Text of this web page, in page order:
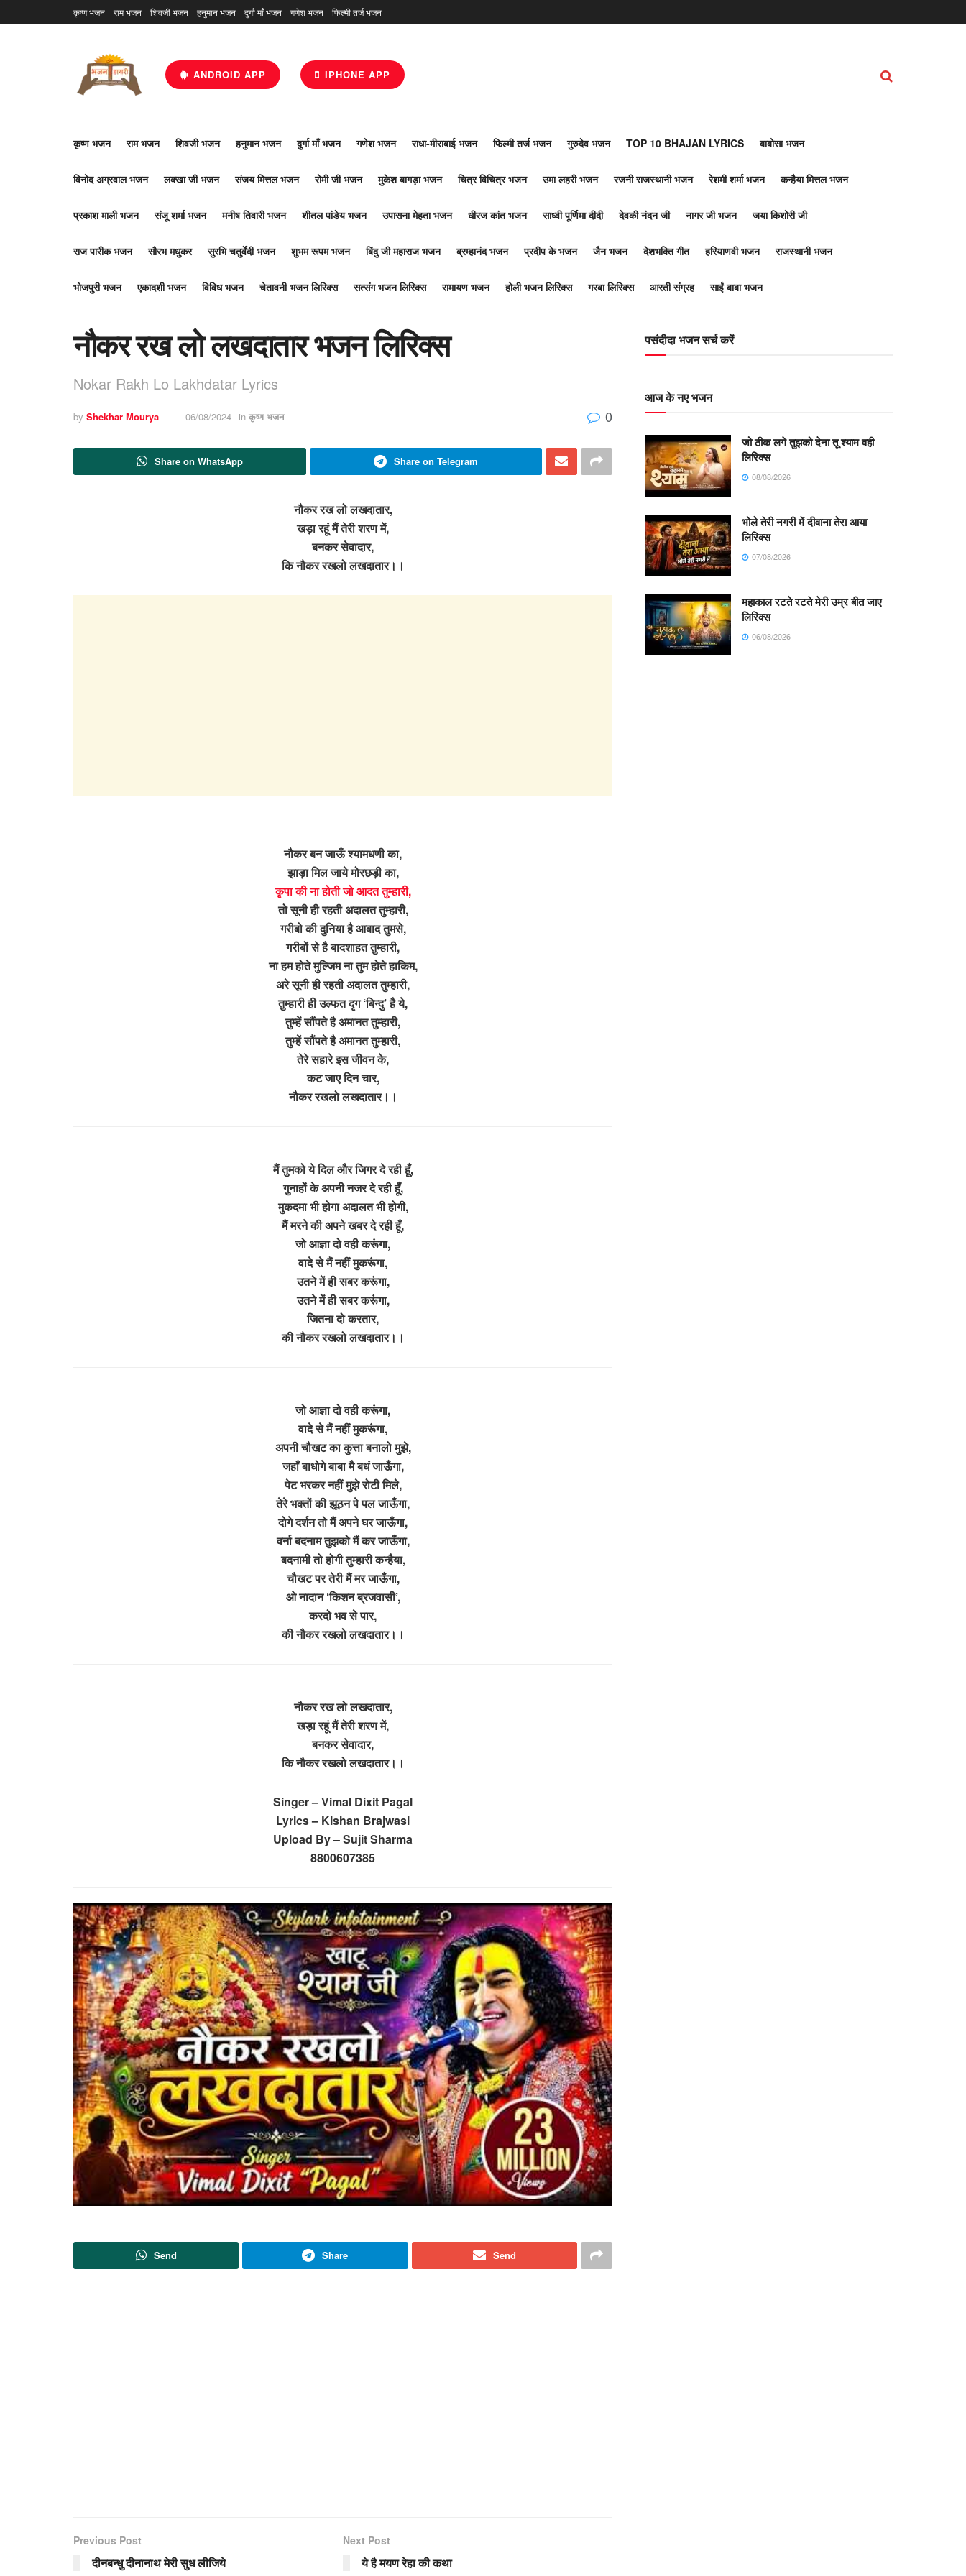
कृष्ण भजन राम भजन शिवजी भजन हनुमान भजन दुर्गा माँ भजन गणेश भजन फिल्मी तर्ज भजन
ANDROID APP IPHONE APP
कृष्ण भजन राम भजन शिवजी भजन हनुमान भजन दुर्गा माँ भजन गणेश भजन राधा-मीराबाई भजन फिल्मी तर्ज भजन गुरुदेव भजन TOP 10 BHAJAN LYRICS बाबोसा भजन
विनोद अग्रवाल भजन लक्खा जी भजन संजय मित्तल भजन रोमी जी भजन मुकेश बागड़ा भजन चित्र विचित्र भजन उमा लहरी भजन रजनी राजस्थानी भजन रेशमी शर्मा भजन कन्हैया मित्तल भजन
प्रकाश माली भजन संजू शर्मा भजन मनीष तिवारी भजन शीतल पांडेय भजन उपासना मेहता भजन धीरज कांत भजन साध्वी पूर्णिमा दीदी देवकी नंदन जी नागर जी भजन जया किशोरी जी
राज पारीक भजन सौरभ मधुकर सुरभि चतुर्वेदी भजन शुभम रूपम भजन बिंदु जी महाराज भजन ब्रम्हानंद भजन प्रदीप के भजन जैन भजन देशभक्ति गीत हरियाणवी भजन राजस्थानी भजन
भोजपुरी भजन एकादशी भजन विविध भजन चेतावनी भजन लिरिक्स सत्संग भजन लिरिक्स रामायण भजन होली भजन लिरिक्स गरबा लिरिक्स आरती संग्रह साईं बाबा भजन
नौकर रख लो लखदातार भजन लिरिक्स
Nokar Rakh Lo Lakhdatar Lyrics
by Shekhar Mourya 06/08/2024 in कृष्ण भजन 0
Share on WhatsApp Share on Telegram
नौकर रख लो लखदातार,
खड़ा रहूं मैं तेरी शरण में,
बनकर सेवादार,
कि नौकर रखलो लखदातार।।
नौकर बन जाऊँ श्यामधणी का,
झाड़ा मिल जाये मोरछड़ी का,
कृपा की ना होती जो आदत तुम्हारी,
तो सूनी ही रहती अदालत तुम्हारी,
गरीबो की दुनिया है आबाद तुमसे,
गरीबों से है बादशाहत तुम्हारी,
ना हम होते मुल्जिम ना तुम होते हाकिम,
अरे सूनी ही रहती अदालत तुम्हारी,
तुम्हारी ही उल्फत दृग ‘बिन्दु’ है ये,
तुम्हें सौंपते है अमानत तुम्हारी,
तुम्हें सौंपते है अमानत तुम्हारी,
तेरे सहारे इस जीवन के,
कट जाए दिन चार,
नौकर रखलो लखदातार।।
मैं तुमको ये दिल और जिगर दे रही हूँ,
गुनाहों के अपनी नजर दे रही हूँ,
मुकदमा भी होगा अदालत भी होगी,
मैं मरने की अपने खबर दे रही हूँ,
जो आज्ञा दो वही करूंगा,
वादे से मैं नहीं मुकरूंगा,
उतने में ही सबर करूंगा,
उतने में ही सबर करूंगा,
जितना दो करतार,
की नौकर रखलो लखदातार।।
जो आज्ञा दो वही करूंगा,
वादे से मैं नहीं मुकरूंगा,
अपनी चौखट का कुत्ता बनालो मुझे,
जहाँ बाधोगे बाबा मै बधं जाऊँगा,
पेट भरकर नहीं मुझे रोटी मिले,
तेरे भक्तों की झूठन पे पल जाऊँगा,
दोगे दर्शन तो मैं अपने घर जाऊँगा,
वर्ना बदनाम तुझको मैं कर जाऊँगा,
बदनामी तो होगी तुम्हारी कन्हैया,
चौखट पर तेरी मैं मर जाऊँगा,
ओ नादान ‘किशन ब्रजवासी’,
करदो भव से पार,
की नौकर रखलो लखदातार।।
नौकर रख लो लखदातार,
खड़ा रहूं मैं तेरी शरण में,
बनकर सेवादार,
कि नौकर रखलो लखदातार।।
Singer – Vimal Dixit Pagal
Lyrics – Kishan Brajwasi
Upload By – Sujit Sharma
8800607385
Send Share Send
Previous Post
दीनबन्धु दीनानाथ मेरी सुध लीजिये
Next Post
ये है मयण रेहा की कथा
पसंदीदा भजन सर्च करें
आज के नए भजन
जो ठीक लगे तुझको देना तू श्याम वही
लिरिक्स
08/08/2026
भोले तेरी नगरी में दीवाना तेरा आया
लिरिक्स
07/08/2026
महाकाल रटते रटते मेरी उम्र बीत जाए
लिरिक्स
06/08/2026